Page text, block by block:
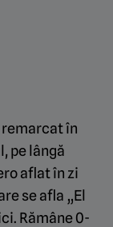
remarcat în
pe lângă
aflat în zi
se afla „El
Rămâne 0-